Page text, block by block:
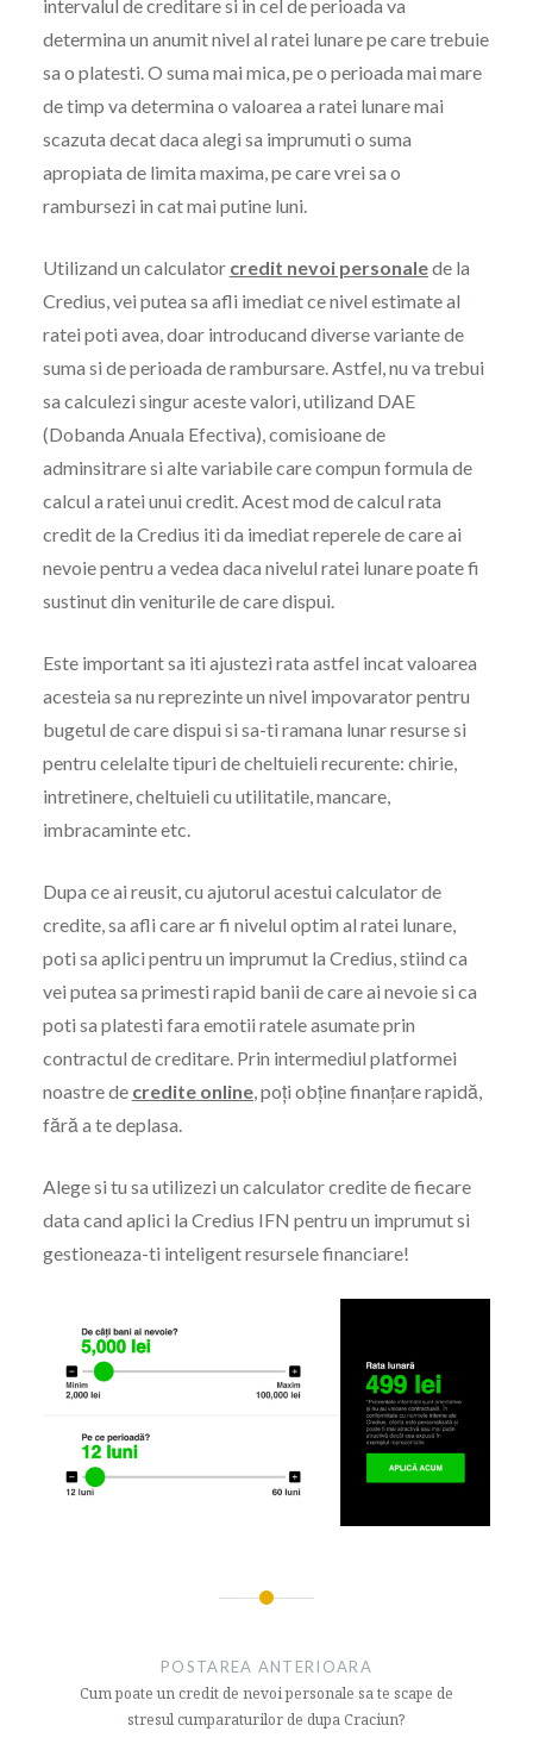
intervalul de creditare si in cel de perioada va
determina un anumit nivel al ratei lunare pe care trebuie
sa o platesti. O suma mai mica, pe o perioada mai mare
de timp va determina o valoarea a ratei lunare mai
scazuta decat daca alegi sa imprumuti o suma
apropiata de limita maxima, pe care vrei sa o
rambursezi in cat mai putine luni.
Utilizand un calculator credit nevoi personalede la
Credius, vei putea sa afli imediat ce nivel estimate al
ratei poti avea, doar introducand diverse variante de
suma si de perioada de rambursare. Astfel, nu va trebui
sa calculezi singur aceste valori, utilizand DAE
(Dobanda Anuala Efectiva), comisioane de
adminsitrare si alte variabile care compun formula de
calcul a ratei unui credit. Acest mod de calcul rata
credit de la Credius iti da imediat reperele de care ai
nevoie pentru a vedea daca nivelul ratei lunare poate fi
sustinut din veniturile de care dispui.
Este important sa iti ajustezi rata astfel incat valoarea
acesteia sa nu reprezinte un nivel impovarator pentru
bugetul de care dispui si sa-ti ramana lunar resurse si
pentru celelalte tipuri de cheltuieli recurente: chirie,
intretinere, cheltuieli cu utilitatile, mancare,
imbracaminte etc.
Dupa ce ai reusit, cu ajutorul acestui calculator de
credite, sa afli care ar fi nivelul optim al ratei lunare,
poti sa aplici pentru un imprumut la Credius, stiind ca
vei putea sa primesti rapid banii de care ai nevoie si ca
poti sa platesti fara emotii ratele asumate prin
contractul de creditare. Prin intermediul platformei
noastre de credite online, poți obține finanțare rapidă,
fără a te deplasa.
Alege si tu sa utilizezi un calculator credite de fiecare
data cand aplici la Credius IFN pentru un imprumut si
gestioneaza-ti inteligent resursele financiare!
POSTAREA ANTERIOARA
Cum poate un credit de nevoi personale sa te scape de
stresul cumparaturilor de dupa Craciun?